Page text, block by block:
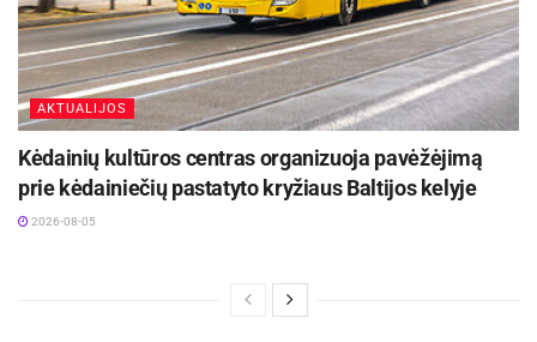
AKTUALIJOS
Kėdainių kultūros centras organizuoja pavėžėjimą
prie kėdainiečių pastatyto kryžiaus Baltijos kelyje
2026-08-05